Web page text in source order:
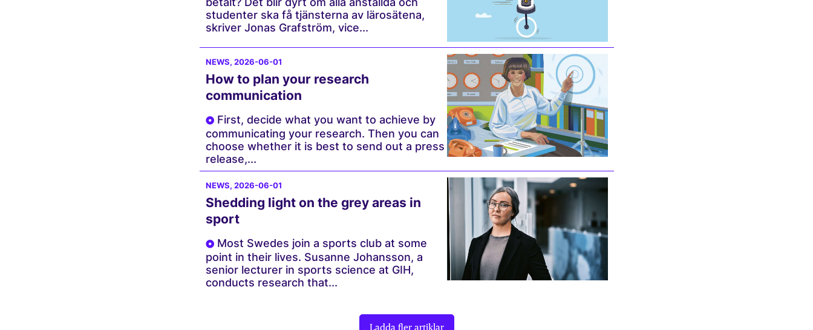
studenter ska få tjänsterna av lärosätena,
skriver Jonas Grafström, vice...
NEWS, 2026-06-01
How to plan your research
communication
First, decide what you want to achieve by
communicating your research. Then you can
choose whether it is best to send out a press
release,...
NEWS, 2026-06-01
Shedding light on the grey areas in
sport
Most Swedes join a sports club at some
point in their lives. Susanne Johansson, a
senior lecturer in sports science at GIH,
conducts research that...
Ladda fler artiklar